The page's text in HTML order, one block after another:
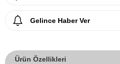
Gelince Haber Ver
Ürün Özellikleri